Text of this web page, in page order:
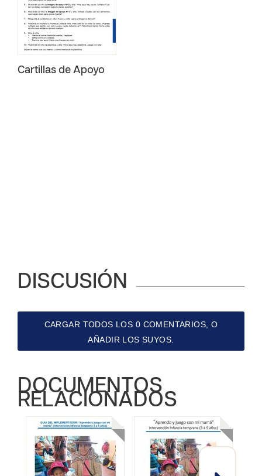
Cartillas de Apoyo
DISCUSIÓN
CARGAR TODOS LOS 0 COMENTARIOS, O
AÑADIR LOS SUYOS.
DOCUMENTOS
RELACIONADOS